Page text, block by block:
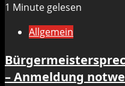
1 Minute gelesen
Allgemein
– Anmeldung